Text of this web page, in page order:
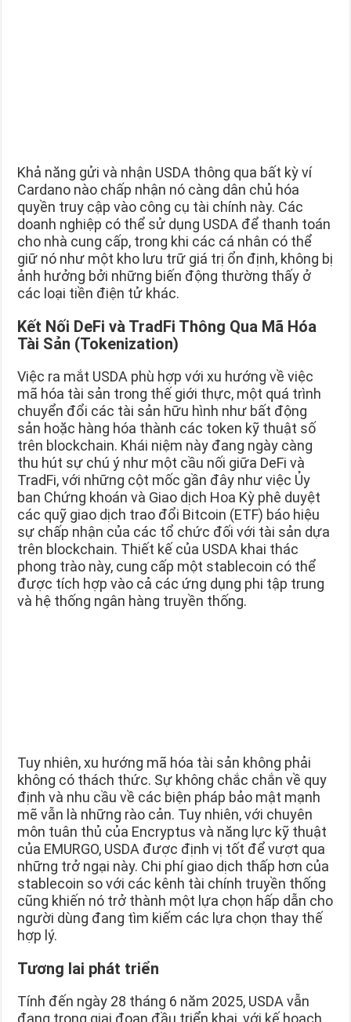
Khả năng gửi và nhận USDA thông qua bất kỳ ví
Cardano nào chấp nhận nó càng dân chủ hóa
quyền truy cập vào công cụ tài chính này. Các
doanh nghiệp có thể sử dụng USDA để thanh toán
cho nhà cung cấp, trong khi các cá nhân có thể
giữ nó như một kho lưu trữ giá trị ổn định, không bị
ảnh hưởng bởi những biến động thường thấy ở
các loại tiền điện tử khác.
Kết Nối DeFi và TradFi Thông Qua Mã Hóa
Tài Sản (Tokenization)
Việc ra mắt USDA phù hợp với xu hướng về việc
mã hóa tài sản trong thế giới thực, một quá trình
chuyển đổi các tài sản hữu hình như bất động
sản hoặc hàng hóa thành các token kỹ thuật số
trên blockchain. Khái niệm này đang ngày càng
thu hút sự chú ý như một cầu nối giữa DeFi và
TradFi, với những cột mốc gần đây như việc Ủy
ban Chứng khoán và Giao dịch Hoa Kỳ phê duyệt
các quỹ giao dịch trao đổi Bitcoin (ETF) báo hiệu
sự chấp nhận của các tổ chức đối với tài sản dựa
trên blockchain. Thiết kế của USDA khai thác
phong trào này, cung cấp một stablecoin có thể
được tích hợp vào cả các ứng dụng phi tập trung
và hệ thống ngân hàng truyền thống.
Tuy nhiên, xu hướng mã hóa tài sản không phải
không có thách thức. Sự không chắc chắn về quy
định và nhu cầu về các biện pháp bảo mật mạnh
mẽ vẫn là những rào cản. Tuy nhiên, với chuyên
môn tuân thủ của Encryptus và năng lực kỹ thuật
của EMURGO, USDA được định vị tốt để vượt qua
những trở ngại này. Chi phí giao dịch thấp hơn của
stablecoin so với các kênh tài chính truyền thống
cũng khiến nó trở thành một lựa chọn hấp dẫn cho
người dùng đang tìm kiếm các lựa chọn thay thế
hợp lý.
Tương lai phát triển
Tính đến ngày 28 tháng 6 năm 2025, USDA vẫn